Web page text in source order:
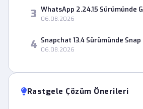
3 WhatsApp 2.24.15 Sürümünde
06.08.2026
4 Snapchat 13.4 Sürümünde
06.08.2026
Rastgele Çözüm Önerileri